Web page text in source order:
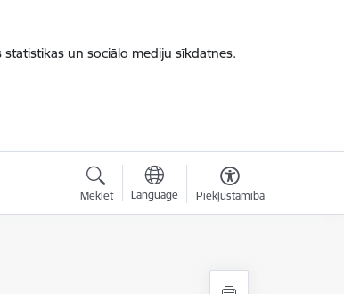
un sociālo mediju sīkdatnes.
Meklēt Language Piekļūstamība